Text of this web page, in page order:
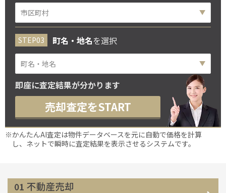
町名・地名を選択
即座に査定結果が分かります
売却査定をSTART
※かんたんAI査定は物件データベースを元に自動で価格を計算
し、ネットで瞬時に査定結果を表示させるシステムです。